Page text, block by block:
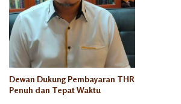
Dewan Dukung Pembayaran THR
Penuh dan Tepat Waktu